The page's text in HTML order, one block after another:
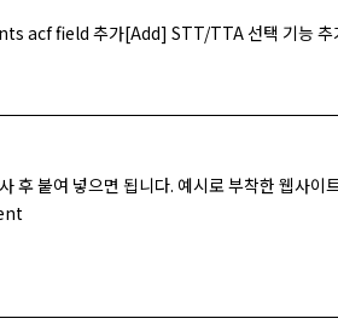
acf field 추가[Add] STT/TTA 선택 기능
붙여 넣으면 됩니다. 예시로 부착한 웹사